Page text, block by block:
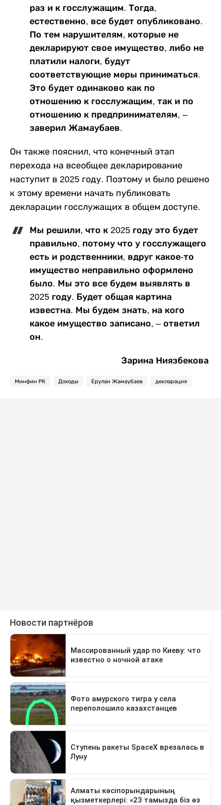
раз и к госслужащим. Тогда,
естественно, все будет опубликовано.
По тем нарушителям, которые не
декларируют свое имущество, либо не
платили налоги, будут
соответствующие меры приниматься.
Это будет одинаково как по
отношению к госслужащим, так и по
отношению к предпринимателям, –
заверил Жамаубаев.
Он также пояснил, что конечный этап
перехода на всеобщее декларирование
наступит в 2025 году. Поэтому и было решено
к этому времени начать публиковать
декларации госслужащих в общем доступе.
Мы решили, что к 2025 году это будет
правильно, потому что у госслужащего
есть и родственники, вдруг какое-то
имущество неправильно оформлено
было. Мы это все будем выявлять в
2025 году. Будет общая картина
известна. Мы будем знать, на кого
какое имущество записано, – ответил
он.
Зарина Ниязбекова
Минфин РК Доходы Ерулан Жамаубаев декларация